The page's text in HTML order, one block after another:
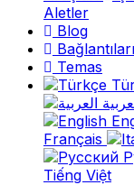
Aletler
Blog
Temas
Français
Tiếng Việt